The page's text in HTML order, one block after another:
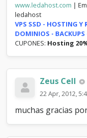
www.ledahost.com |
ledahost
VPS SSD - HOSTING
DOMINIOS -
CUPONES: Hosting
Zeus Cell
22 Apr, 2012,
muchas gracias